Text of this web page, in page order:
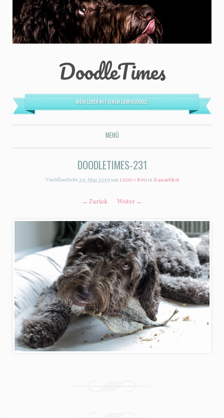
DoodleTimes
MEIN LEBEN MIT EINEM LABRADOODLE.
MENÜ
ZUM INHALT SPRINGEN
DOODLETIMES-231
Veröffentlicht29. Mai 2016um1200 × 800inKauartikel
← Zurück Weiter →